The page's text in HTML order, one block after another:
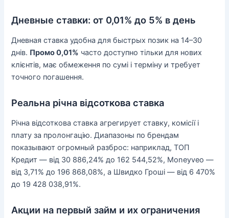
Дневные ставки: от 0,01% до 5% в день
Дневная ставка удобна для быстрых позик на 14–30
днів. Промо 0,01% часто доступно тільки для нових
клієнтів, має обмеження по сумі і терміну и требует
точного погашення.
Реальна річна відсоткова ставка
Річна відсоткова ставка агрегирует ставку, комісії і
плату за пролонгацію. Диапазоны по брендам
показывают огромный разброс: наприклад, ТОП
Кредит — від 30 886,24% до 162 544,52%, Moneyveo —
від 3,71% до 196 868,08%, а Швидко Гроші — від 6 470%
до 19 428 038,91%.
Акции на первый займ и их ограничения